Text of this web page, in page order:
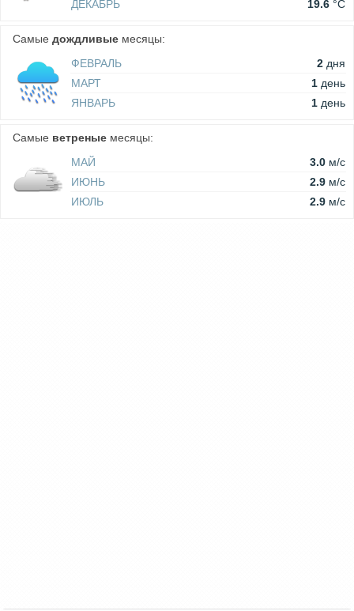
ДЕКАБРЬ
19.6 °C
Самые дождливые месяцы:
ФЕВРАЛЬ
2 дня
МАРТ
1 день
ЯНВАРЬ
1 день
Самые ветреные месяцы:
МАЙ
3.0 м/c
ИЮНЬ
2.9 м/c
ИЮЛЬ
2.9 м/c